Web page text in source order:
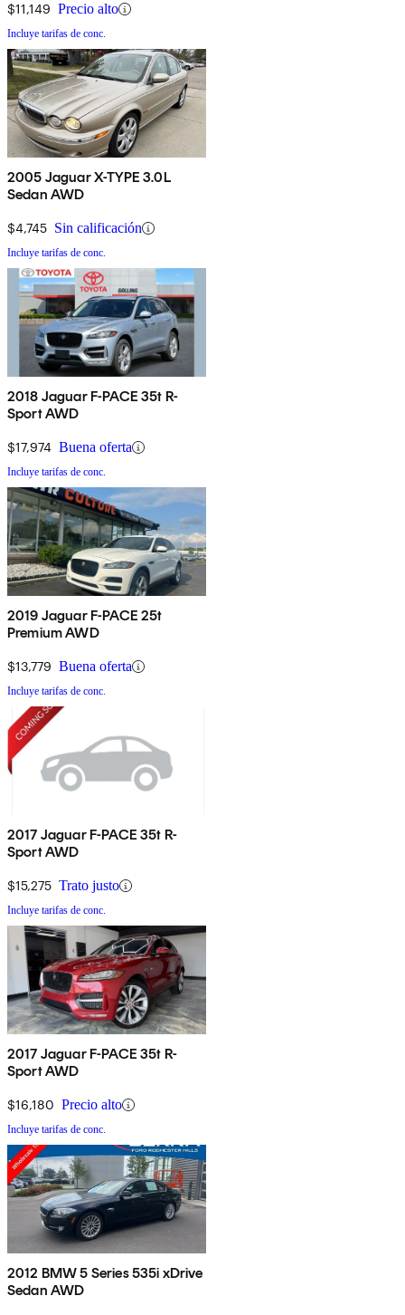
$11,149 Precio alto
Incluye tarifas de conc.
2005 Jaguar X-TYPE 3.0L
Sedan AWD
$4,745 Sin calificación
Incluye tarifas de conc.
2018 Jaguar F-PACE 35t R-
Sport AWD
$17,974 Buena oferta
Incluye tarifas de conc.
2019 Jaguar F-PACE 25t
Premium AWD
$13,779 Buena oferta
Incluye tarifas de conc.
2017 Jaguar F-PACE 35t R-
Sport AWD
$15,275 Trato justo
Incluye tarifas de conc.
2017 Jaguar F-PACE 35t R-
Sport AWD
$16,180 Precio alto
Incluye tarifas de conc.
2012 BMW 5 Series 535i xDrive
Sedan AWD